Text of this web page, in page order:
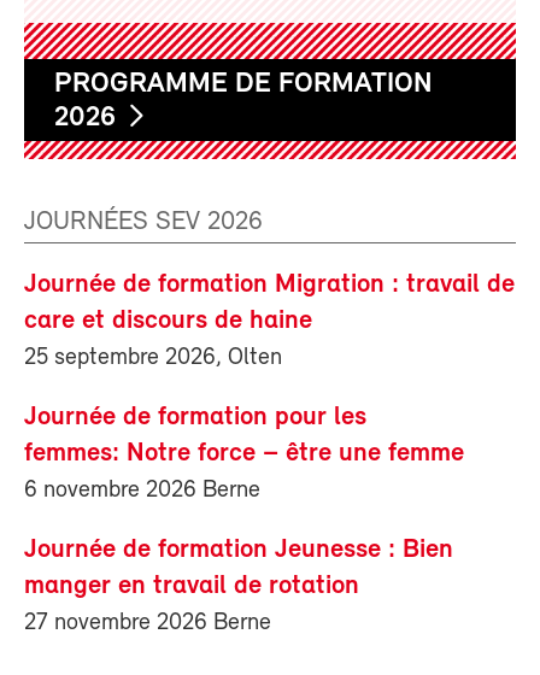
PROGRAMME DE FORMATION
2026
JOURNÉES SEV 2026
Journée de formation Migration : travail de
care et discours de haine
25 septembre 2026, Olten
Journée de formation pour les
femmes: Notre force – être une femme
6 novembre 2026 Berne
Journée de formation Jeunesse : Bien
manger en travail de rotation
27 novembre 2026 Berne